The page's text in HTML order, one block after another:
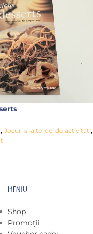
, Jocuri si alte idei de activitati,
MENIU
Shop
Promoții